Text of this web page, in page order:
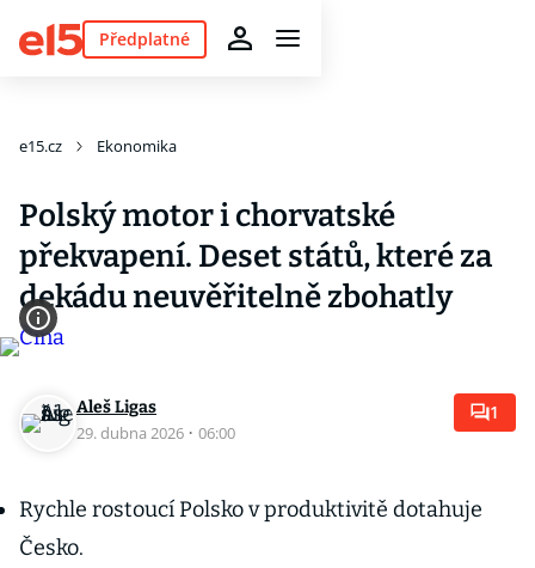
Předplatné
e15.cz Ekonomika
Polský motor i chorvatské
překvapení. Deset států, které za
dekádu neuvěřitelně zbohatly
Aleš Ligas
29. dubna 2026 · 06:00
1
Rychle rostoucí Polsko v produktivitě dotahuje
Česko.